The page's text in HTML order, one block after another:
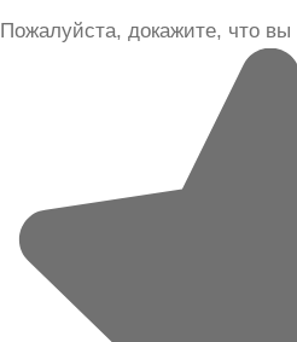
Пожалуйста, докажите, что